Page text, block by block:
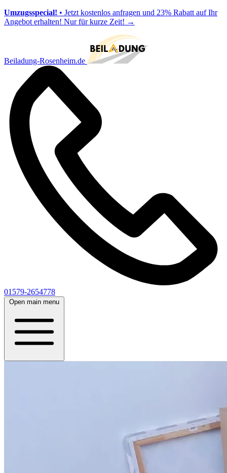
Umzugsspecial! • Jetzt kostenlos anfragen und 23% Rabatt auf Ihr
Angebot erhalten! Nur für kurze Zeit! →
Beiladung-Rosenheim.de
01579-2654778
Open main menu